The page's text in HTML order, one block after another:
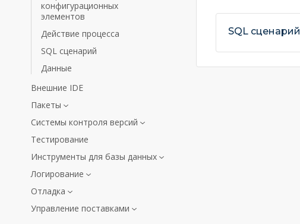
SQL сценарий
конфигурационных
элементов
Действие процесса
SQL сценарий
Данные
Внешние IDE
Пакеты
Системы контроля версий
Тестирование
Инструменты для базы данных
Логирование
Отладка
Управление поставками